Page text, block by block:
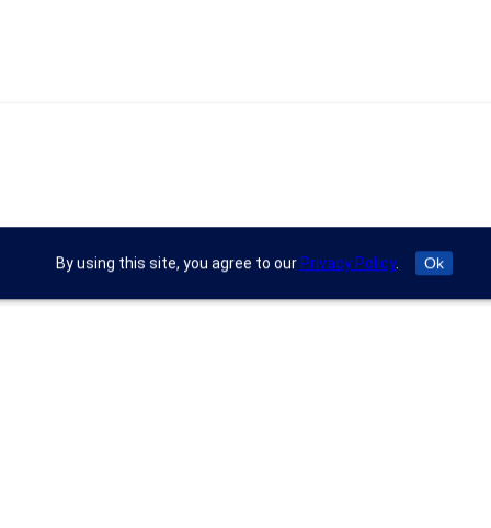
By using this site, you agree to our Privacy Policy. Ok